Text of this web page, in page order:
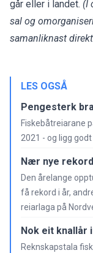
går eller i landet. (I
sal og
samanliknast
LES OGSÅ
Pengesterk
Fiskebåtreiarane
2021 - og ligg
Nær nye
Den årelange
få rekord i år,
reiarlaga på
Nok eit knallår
Reknskapstala